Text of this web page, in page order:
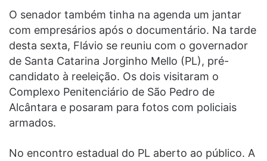
O senador também tinha na agenda um jantar
com empresários após o documentário. Na tarde
desta sexta, Flávio se reuniu com o governador
de Santa Catarina Jorginho Mello (PL), pré-
candidato à reeleição. Os dois visitaram o
Complexo Penitenciário de São Pedro de
Alcântara e posaram para fotos com policiais
armados.
No encontro estadual do PL aberto ao público. A